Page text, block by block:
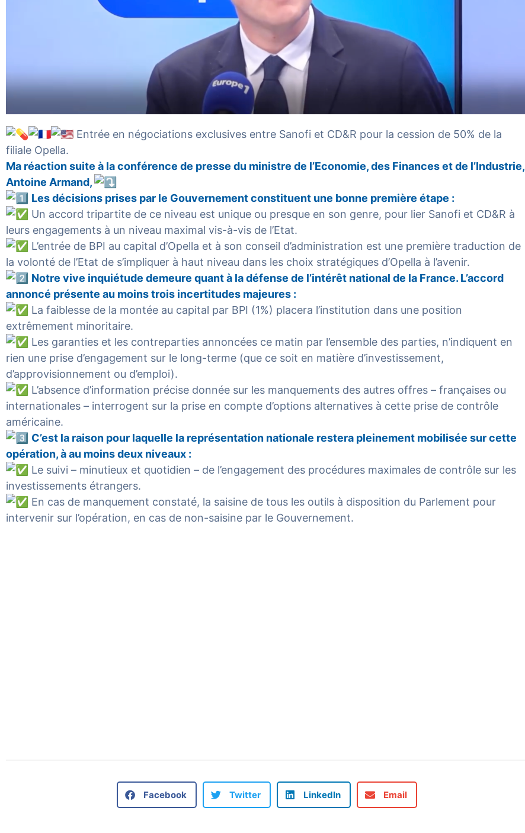
Entrée en négociations exclusives entre Sanofi et CD&R pour la cession de 50% de la
filiale Opella.
Ma réaction suite à la conférence de presse du ministre de l’Economie, des Finances et de l’Industrie,
Antoine Armand,
Les décisions prises par le Gouvernement constituent une bonne première étape :
Un accord tripartite de ce niveau est unique ou presque en son genre, pour lier Sanofi et CD&R à
leurs engagements à un niveau maximal vis-à-vis de l’Etat.
L’entrée de BPI au capital d’Opella et à son conseil d’administration est une première traduction de
la volonté de l’Etat de s’impliquer à haut niveau dans les choix stratégiques d’Opella à l’avenir.
Notre vive inquiétude demeure quant à la défense de l’intérêt national de la France. L’accord
annoncé présente au moins trois incertitudes majeures :
La faiblesse de la montée au capital par BPI (1%) placera l’institution dans une position
extrêmement minoritaire.
Les garanties et les contreparties annoncées ce matin par l’ensemble des parties, n’indiquent en
rien une prise d’engagement sur le long-terme (que ce soit en matière d’investissement,
d’approvisionnement ou d’emploi).
L’absence d’information précise donnée sur les manquements des autres offres – françaises ou
internationales – interrogent sur la prise en compte d’options alternatives à cette prise de contrôle
américaine.
C’est la raison pour laquelle la représentation nationale restera pleinement mobilisée sur cette
opération, à au moins deux niveaux :
Le suivi – minutieux et quotidien – de l’engagement des procédures maximales de contrôle sur les
investissements étrangers.
En cas de manquement constaté, la saisine de tous les outils à disposition du Parlement pour
intervenir sur l’opération, en cas de non-saisine par le Gouvernement.
Facebook Twitter LinkedIn Email